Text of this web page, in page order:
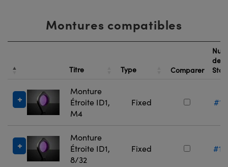
Montures compatibles
Titre Type Comparer
de
Monture
Étroite ID1,
M4
Fixed
Monture
Étroite ID1,
8/32
Fixed